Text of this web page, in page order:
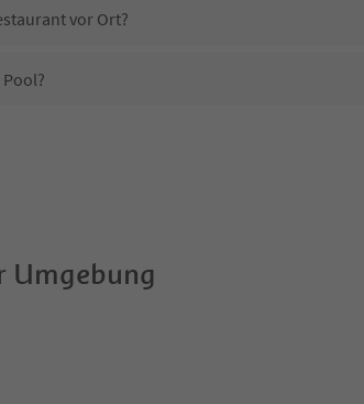
vor Ort?
Bad Bergfaller Hof erlaubt?
Hof?
Umgebung